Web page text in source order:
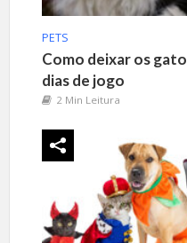
PETS
Como deixar os
dias de jogo
2 Min Leitura